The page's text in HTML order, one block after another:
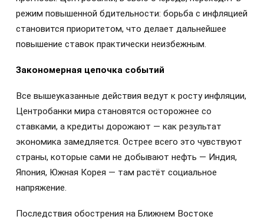
режим повышенной бдительности: борьба с инфляцией
становится приоритетом, что делает дальнейшее
повышение ставок практически неизбежным.
Закономерная цепочка событий
Все вышеуказанные действия ведут к росту инфляции,
Центробанки мира становятся осторожнее со
ставками, а кредиты дорожают — как результат
экономика замедляется. Острее всего это чувствуют
страны, которые сами не добывают нефть — Индия,
Япония, Южная Корея — там растёт социальное
напряжение.
Последствия обострения на Ближнем Востоке